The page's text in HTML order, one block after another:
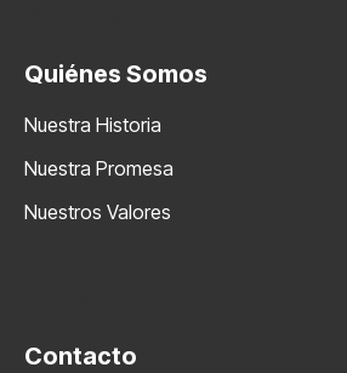
Quiénes Somos
Nuestra Historia
Nuestra Promesa
Nuestros Valores
Contacto